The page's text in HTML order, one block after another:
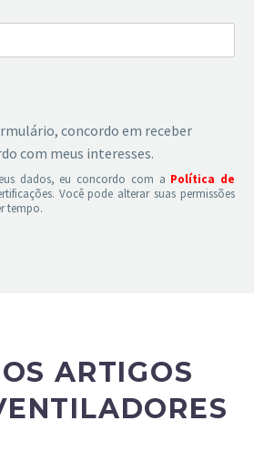
concordo em receber
com meus interesses.
dados, eu concordo com a Política de
Você pode alterar suas permissões
tempo.
ARTIGOS